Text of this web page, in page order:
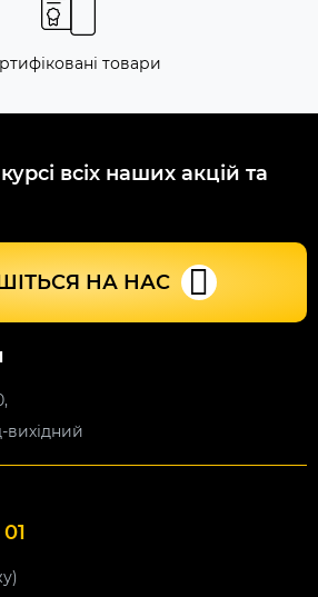
товари
всіх наших акцій та
НА НАС
вихідний